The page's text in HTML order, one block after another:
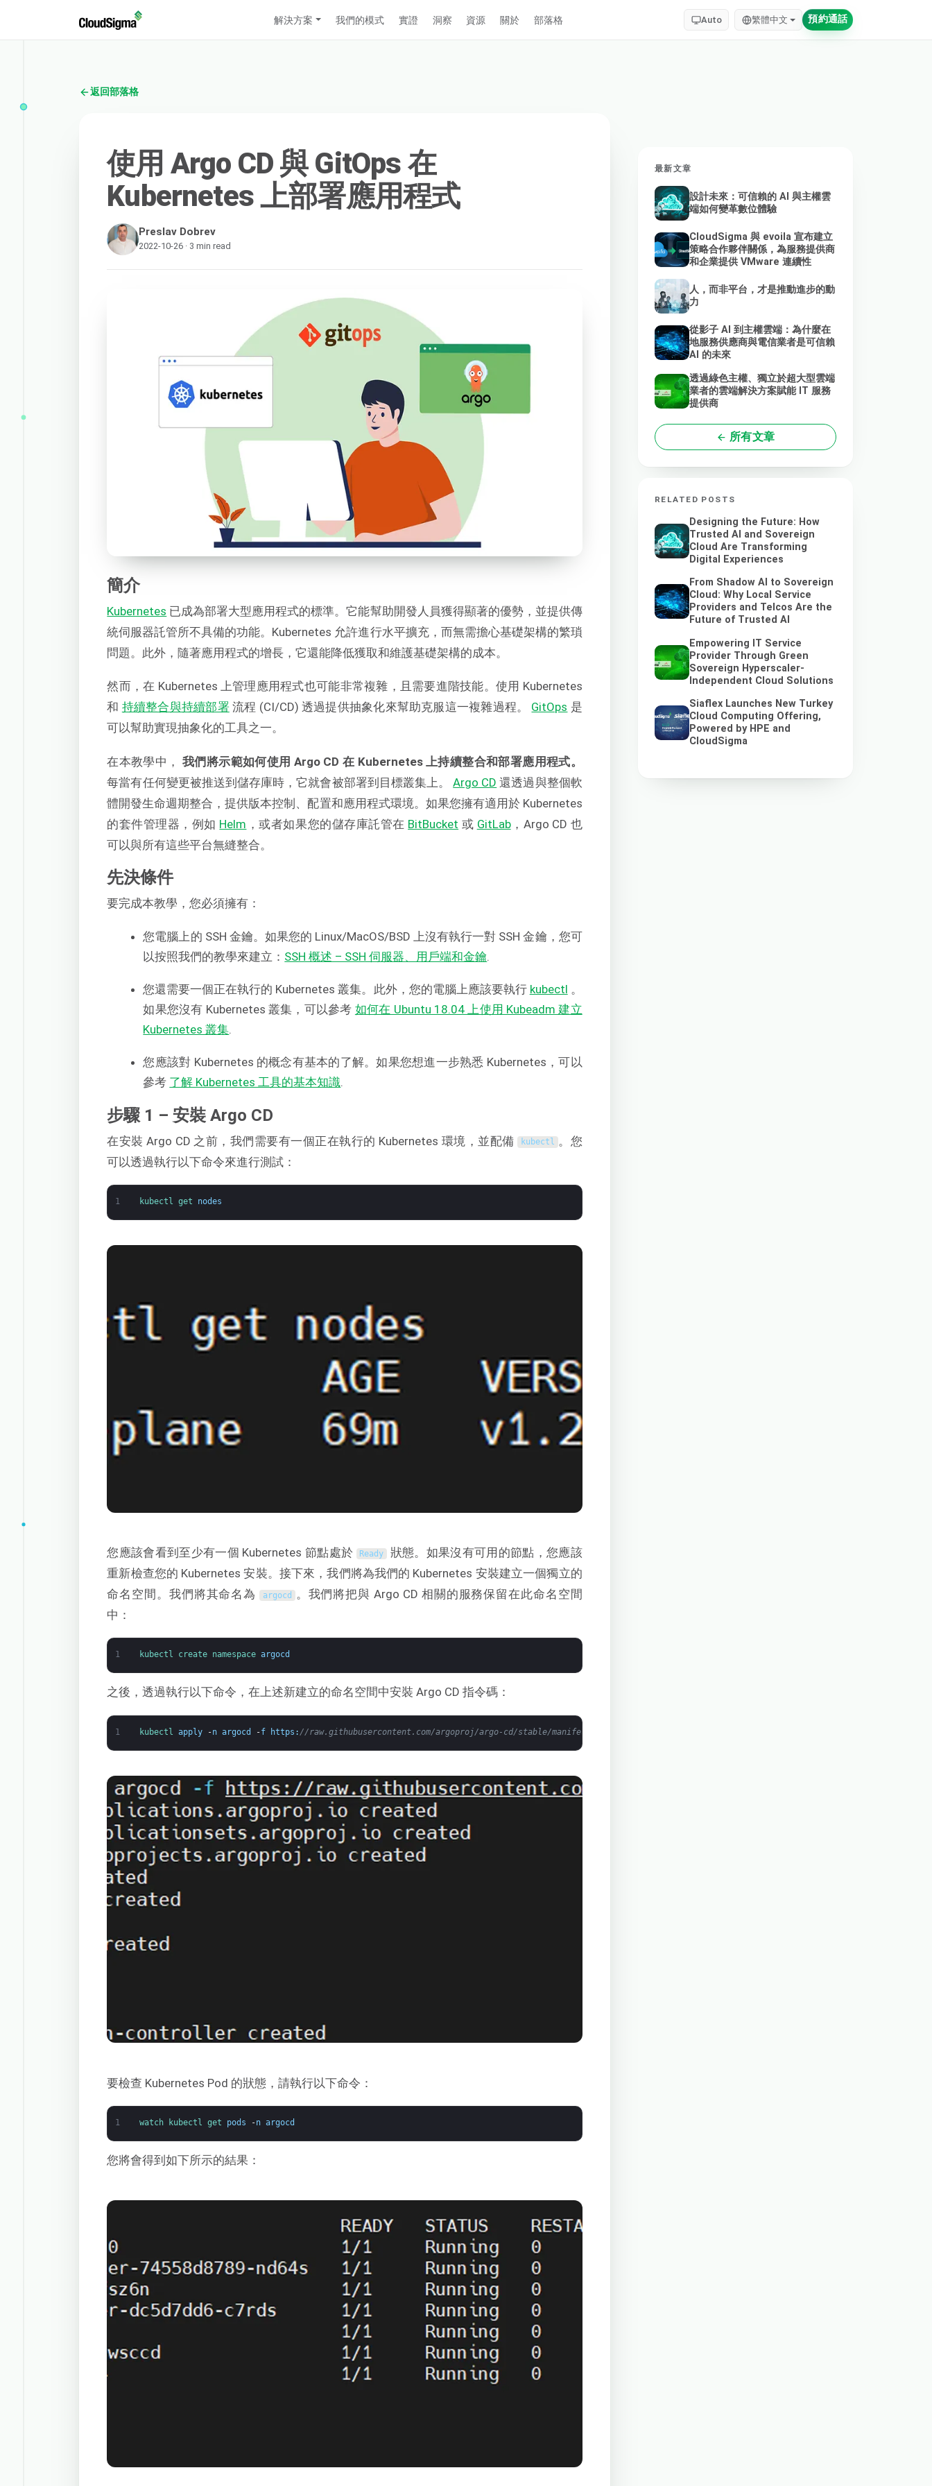
解決方案 我們的模式 實證 洞察 資源 關於 部落格 Auto 繁體中文 預約通話
返回部落格
使用 Argo CD 與 GitOps 在
Kubernetes 上部署應用程式
Preslav Dobrev
2022-10-26 · 3 min read
簡介
Kubernetes 已成為部署大型應用程式的標準。它能幫助開發人員獲得顯著的優勢，並提供傳
統伺服器託管所不具備的功能。Kubernetes 允許進行水平擴充，而無需擔心基礎架構的繁瑣
問題。此外，隨著應用程式的增長，它還能降低獲取和維護基礎架構的成本。
然而，在 Kubernetes 上管理應用程式也可能非常複雜，且需要進階技能。使用 Kubernetes
和 持續整合與持續部署 流程 (CI/CD) 透過提供抽象化來幫助克服這一複雜過程。 GitOps 是
可以幫助實現抽象化的工具之一。
在本教學中，我們將示範如何使用 Argo CD 在 Kubernetes 上持續整合和部署應用程式。
每當有任何變更被推送到儲存庫時，它就會被部署到目標叢集上。Argo CD 還透過與整個軟
體開發生命週期整合，提供版本控制、配置和應用程式環境。如果您擁有適用於 Kubernetes
的套件管理器，例如 Helm ，或者如果您的儲存庫託管在 BitBucket 或 GitLab，Argo CD 也
可以與所有這些平台無縫整合。
先決條件
要完成本教學，您必須擁有：
您電腦上的 SSH 金鑰。如果您的 Linux/MacOS/BSD 上沒有執行一對 SSH 金鑰，您可
以按照我們的教學來建立： SSH 概述 – SSH 伺服器、用戶端和金鑰
您還需要一個正在執行的 Kubernetes 叢集。此外，您的電腦上應該要執行 kubectl 。
如果您沒有 Kubernetes 叢集，可以參考 如何在 Ubuntu 18.04 上使用 Kubeadm 建立
Kubernetes 叢集
您應該對 Kubernetes 的概念有基本的了解。如果您想進一步熟悉 Kubernetes，可以
參考 了解 Kubernetes 工具的基本知識.
步驟 1 – 安裝 Argo CD
在安裝 Argo CD 之前，我們需要有一個正在執行的 Kubernetes 環境，並配備 kubectl 。您
可以透過執行以下命令來進行測試：
1 kubectl get nodes
您應該會看到至少有一個 Kubernetes 節點處於 Ready
狀態。如果沒有可用的節點，您應該
重新檢查您的 Kubernetes 安裝。接下來，我們將為我們的 Kubernetes 安裝建立一個獨立的
命名空間。我們將其命名為 argocd 。我們將把與 Argo CD 相關的服務保留在此命名空間
中：
1 kubectl create namespace argocd
之後，透過執行以下命令，在上述新建立的命名空間中安裝 Argo CD 指令碼：
1 kubectl apply -n argocd -f https : //raw.githubusercontent.com/argoproj/argo-cd/stable/manifests/install.yaml
要檢查 Kubernetes Pod 的狀態，請執行以下命令：
1 watch kubectl get pods -n argocd
您將會得到如下所示的結果：
最新文章
設計未來：可信賴的 AI 與主權雲
端如何變革數位體驗
CloudSigma 與 evoila 宣布建立
策略合作夥伴關係，為服務提供商
和企業提供 VMware 連續性
人，而非平台，才是推動進步的動
力
從影子 AI 到主權雲端：為什麼在
地服務供應商與電信業者是可信賴
AI 的未來
透過綠色主權、獨立於超大型雲端
業者的雲端解決方案賦能 IT 服務
提供商
所有文章
RELATED POSTS
Designing the Future: How
Trusted AI and Sovereign
Cloud Are Transforming
Digital Experiences
From Shadow AI to Sovereign
Cloud: Why Local Service
Providers and Telcos Are the
Future of Trusted AI
Empowering IT Service
Provider Through Green
Sovereign Hyperscaler-
Independent Cloud Solutions
Siaflex Launches New Turkey
Cloud Computing Offering,
Powered by HPE and
CloudSigma